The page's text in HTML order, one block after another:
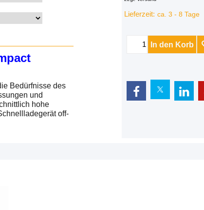
Lieferzeit: ca. 3 - 8 Tage
In den Korb
Bedürfnisse des
und
hohe
off-